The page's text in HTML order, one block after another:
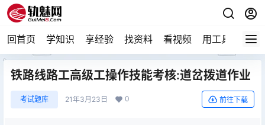
回首页 学知识 享经验 找资料 看视频 用工具 论技
铁路线路工高级工操作技能考核:道岔拨道作业
考试题库 21年3月23日 0 前往下载